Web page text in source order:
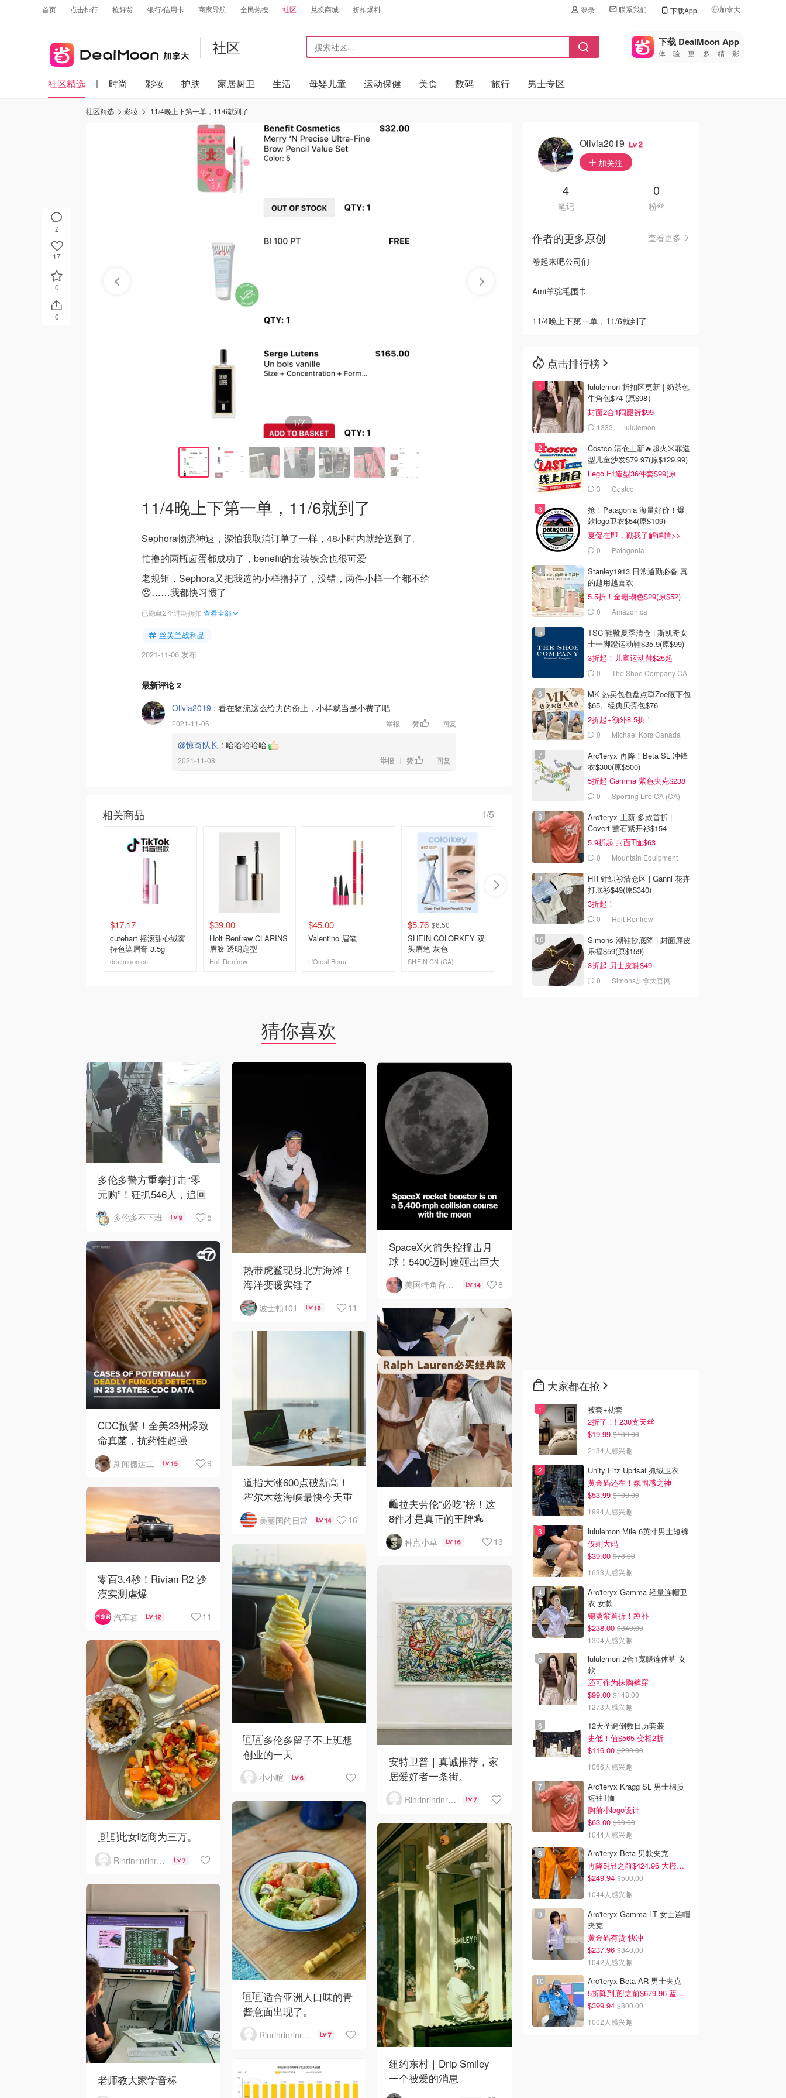
首页 点击排行 抢好货 银行/信用卡 商家导航 全民热搜 社区 兑换商城 折扣爆料 登录 联系我们 下载App 加拿大
🇺🇸
美国
🇨🇳中国
🇮🇹
🇦🇺
🇳🇿新西兰
社区 下载 DealMoon App
体验更多精彩
社区精选 时尚 彩妆 护肤 家居厨卫 生活 母婴儿童 运动保健 美食 数码 旅行 男士专区
2
17
0
0
社区精选 彩妆 11/4晚上下第一单，11/6就到了
1/7
11/4晚上下第一单，11/6就到了
Sephora物流神速，深怕我取消订单了一样，48小时内就给送到了。
忙撸的两瓶卤蛋都成功了，benefit的套装铁盒也很可爱
老规矩，Sephora又把我选的小样撸掉了，没错，两件小样一个都不给
😠……我都快习惯了
已隐藏2个过期折扣 查看全部
丝芙兰战利品
2021-11-06 发布
最新评论 2
Olivia2019 : 看在物流这么给力的份上，小样就当是小费了吧
2021-11-06 举报 | 赞 | 回复
@惊奇队长 : 哈哈哈哈哈
2021-11-08 举报 | 赞 | 回复
相关商品 1/5
$17.17
cutehart 摇滚甜心绒雾
持色染眉膏 3.5g
dealmoon.ca
$39.00
Holt Renfrew CLARINS
眉胶 透明定型
Holt Renfrew
$45.00
Valentino 眉笔
L'Oreal Beauty Outlet
$5.76 $6.50
SHEIN COLORKEY 双
头眉笔 灰色
SHEIN CN (CA)
$39.00
Lancome 双头眉笔
Lancome Canada 兰蔻加拿大官网
去购买
$6.00
L'Oreal Beauty Outlet
Brow Ultra Slim 眉笔
1.5mm尖
L'Oreal Beauty Outlet
猜你喜欢
多伦多警方重拳打击“零
元购”！狂抓546人，追回
160万赃物
多伦多不下班 9 5
热带虎鲨现身北方海滩！
海洋变暖实锤了
波士顿101 13 11
SpaceX火箭失控撞击月
球！5400迈时速砸出巨大
陨石坑
美国犄角旮旯新鲜事 14 8
CDC预警！全美23州爆致
命真菌，抗药性超强
新闻搬运工 15 9
🛍️拉夫劳伦“必吃”榜！这
8件才是真正的王牌🏇
种点小草 16 13
道指大涨600点破新高！
霍尔木兹海峡最快今天重
开
美丽国的日常 14 16
零百3.4秒！Rivian R2 沙
漠实测虐爆
汽车君 12 11
🇨🇦多伦多留子不上班想
创业的一天
小小暄 6
安特卫普｜真诚推荐，家
居爱好者一条街。
Rinrinrinrinrinrinrin 7
🇧🇪此女吃商为三万。
Rinrinrinrinrinrinrin 7
🇧🇪适合亚洲人口味的青
酱意面出现了。
Rinrinrinrinrinrinrin 7
纽约东村｜Drip Smiley
一个被爱的消息
老师教大家学音标
Olivia2019 2
加关注
4
笔记
0
粉丝
作者的更多原创
查看更多
卷起来吧公司们
Ami羊驼毛围巾
11/4晚上下第一单，11/6就到了
点击排行榜
lululemon 折扣区更新 | 奶茶色
牛角包$74 (原$98）
封面2合1阔腿裤$99
1333 lululemon
Costco 清仓上新🔥超火米菲造
型儿童沙发$79.97(原$129.99)
Lego F1造型36件套$99(原
$159)
3 Costco
抢！Patagonia 海量好价！爆
款logo卫衣$54(原$109)
夏促在即，戳我了解详情>>
0 Patagonia
Stanley1913 日常通勤必备 真
的越用越喜欢
5.5折！金珊瑚色$29(原$52)
0 Amazon.ca
TSC 鞋靴夏季清仓 | 斯凯奇女
士一脚蹬运动鞋$35.9(原$99)
3折起！儿童运动鞋$25起
0
The Shoe Company CA
MK 热卖包包盘点💥Zoe腋下包
$65、经典贝壳包$76
2折起+额外8.5折！
0 Michael Kors Canada
Arc'teryx 再降！Beta SL 冲锋
衣$300(原$500)
5折起 Gamma 紫色夹克$238
0 Sporting Life CA (CA)
Arc'teryx 上新 多款首折 |
Covert 萤石紫开衫$154
5.9折起 封面T恤$63
0
Mountain Equipment
HR 针织衫清仓区 | Ganni 花卉
打底衫$49(原$340)
3折起！
0 Holt Renfrew
Simons 潮鞋抄底降 | 封面麂皮
乐福$59(原$159)
3折起 男士皮鞋$49
0 Simons加拿大官网
大家都在抢
被套+枕套
2折了！! 230支天丝
$19.99 $130.00
2184人感兴趣
Unity Fitz Uprisal 抓绒卫衣
黄金码还在！氛围感之神
$53.99 $109.00
1994人感兴趣
lululemon Mile 6英寸男士短裤
仅剩大码
$39.00 $78.00
1633人感兴趣
Arc'teryx Gamma 轻量连帽卫
衣 女款
锦葵紫首折！蹲补
$238.00 $340.00
1304人感兴趣
lululemon 2合1宽腿连体裤 女
款
还可作为抹胸裤穿
$99.00 $148.00
1273人感兴趣
12天圣诞倒数日历套装
史低！值$565 变相2折
$116.00 $290.00
1066人感兴趣
Arc'teryx Kragg SL 男士棉质
短袖T恤
胸前小logo设计
$63.00 $90.00
1044人感兴趣
Arc'teryx Beta 男款夹克
再降5折!之前$424.96 大橙子好显白 蹲补
$249.94 $500.00
1044人感兴趣
Arc'teryx Gamma LT 女士连帽
夹克
黄金码有货 快冲
$237.96 $340.00
1042人感兴趣
Arc'teryx Beta AR 男士夹克
5折降到底!之前$679.96 蓝色款有货
$399.94 $800.00
1002人感兴趣